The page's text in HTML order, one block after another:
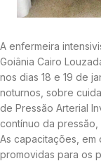
A enfermeira
Goiânia Cairo
nos dias 18 e 19 de
noturnos, sobre
de Pressão Arterial
contínuo da
As capacitações, em
promovidas para os